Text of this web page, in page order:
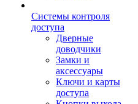
Системы контроля
доступа
Дверные
доводчики
Замки и
аксессуары
Ключи и карты
доступа